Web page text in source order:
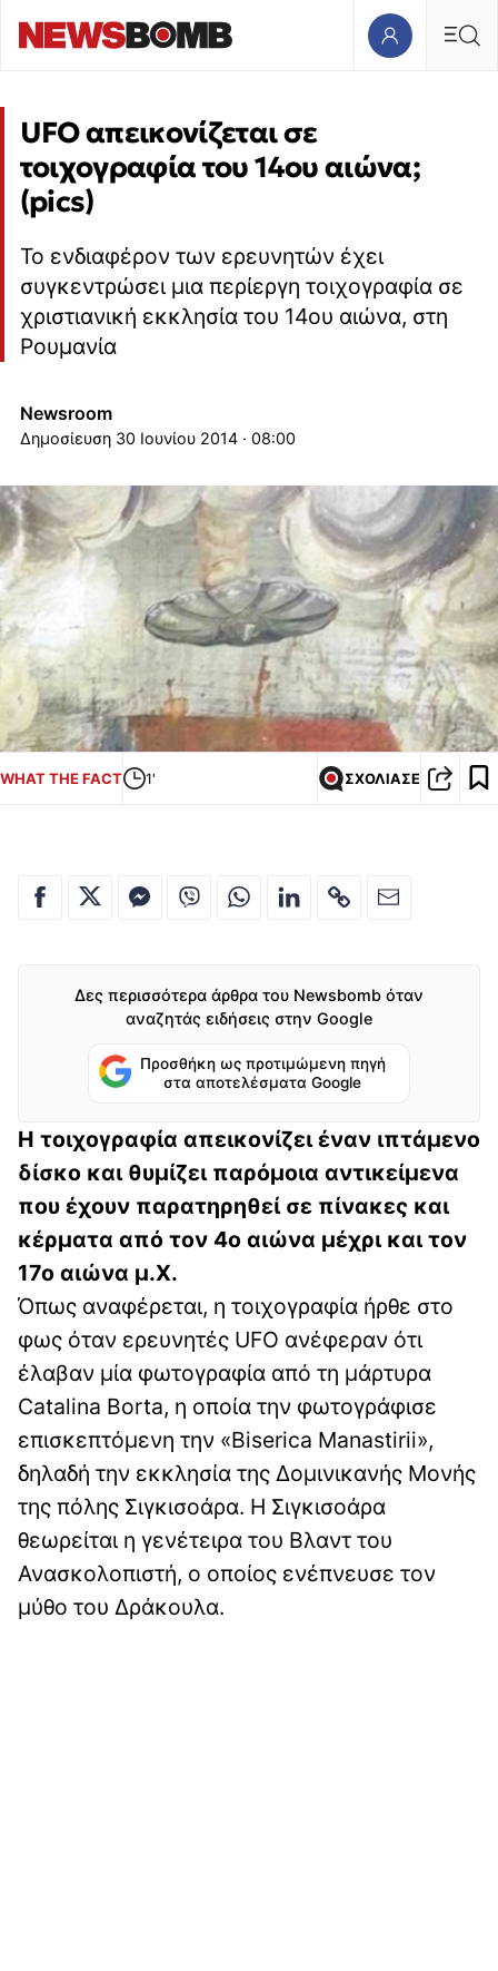
UFΟ απεικονίζεται σε
τοιχογραφία του 14ου αιώνα;
(pics)
Το ενδιαφέρον των ερευνητών έχει
συγκεντρώσει μια περίεργη τοιχογραφία σε
χριστιανική εκκλησία του 14ου αιώνα, στη
Ρουμανία
Newsroom
30 Ιουνίου 2014 · 08:00
WHAT THE FACT 1' ΣΧΟΛΙΑΣΕ
Δες περισσότερα άρθρα του Newsbomb όταν
αναζητάς ειδήσεις στην Google
Προσθήκη ως προτιμώμενη πηγή
στα αποτελέσματα Google
Η τοιχογραφία απεικονίζει έναν ιπτάμενο
δίσκο και θυμίζει παρόμοια αντικείμενα
που έχουν παρατηρηθεί σε πίνακες και
κέρματα από τον 4ο αιώνα μέχρι και τον
17ο αιώνα μ.Χ.
Όπως αναφέρεται, η τοιχογραφία ήρθε στο
φως όταν ερευνητές UFO ανέφεραν ότι
έλαβαν μία φωτογραφία από τη μάρτυρα
Catalina Borta, η οποία την φωτογράφισε
επισκεπτόμενη την «Biserica Manastirii»,
δηλαδή την εκκλησία της Δομινικανής Μονής
της πόλης Σιγκισοάρα. Η Σιγκισοάρα
θεωρείται η γενέτειρα του Βλαντ του
Ανασκολοπιστή, ο οποίος ενέπνευσε τον
μύθο του Δράκουλα.